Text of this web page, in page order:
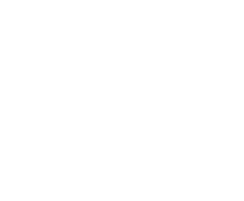
registriert. Die meisten dieser Webseiten
viele andere Suchmaschinen, die online
Google zu verbessern, müssen Sie einen